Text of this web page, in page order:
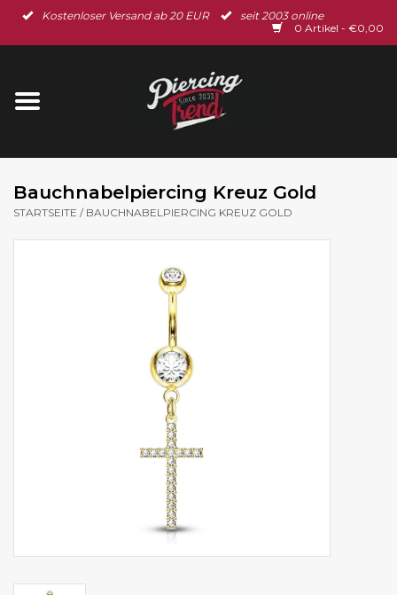
Kostenloser Versand ab 20 EUR
seit 2003 online
0 Artikel - €0,00
Startseite
Ohrschmuck
Bauchnabelpiercing Kreuz Gold
STARTSEITE / BAUCHNABELPIERCING KREUZ GOLD